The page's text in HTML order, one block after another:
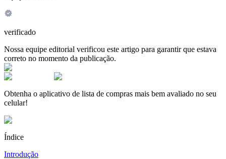
verificado
Nossa equipe editorial verificou este artigo para garantir que estava
correto no momento da publicação.
Obtenha o aplicativo de lista de compras mais bem avaliado no seu
celular!
Índice
Introdução